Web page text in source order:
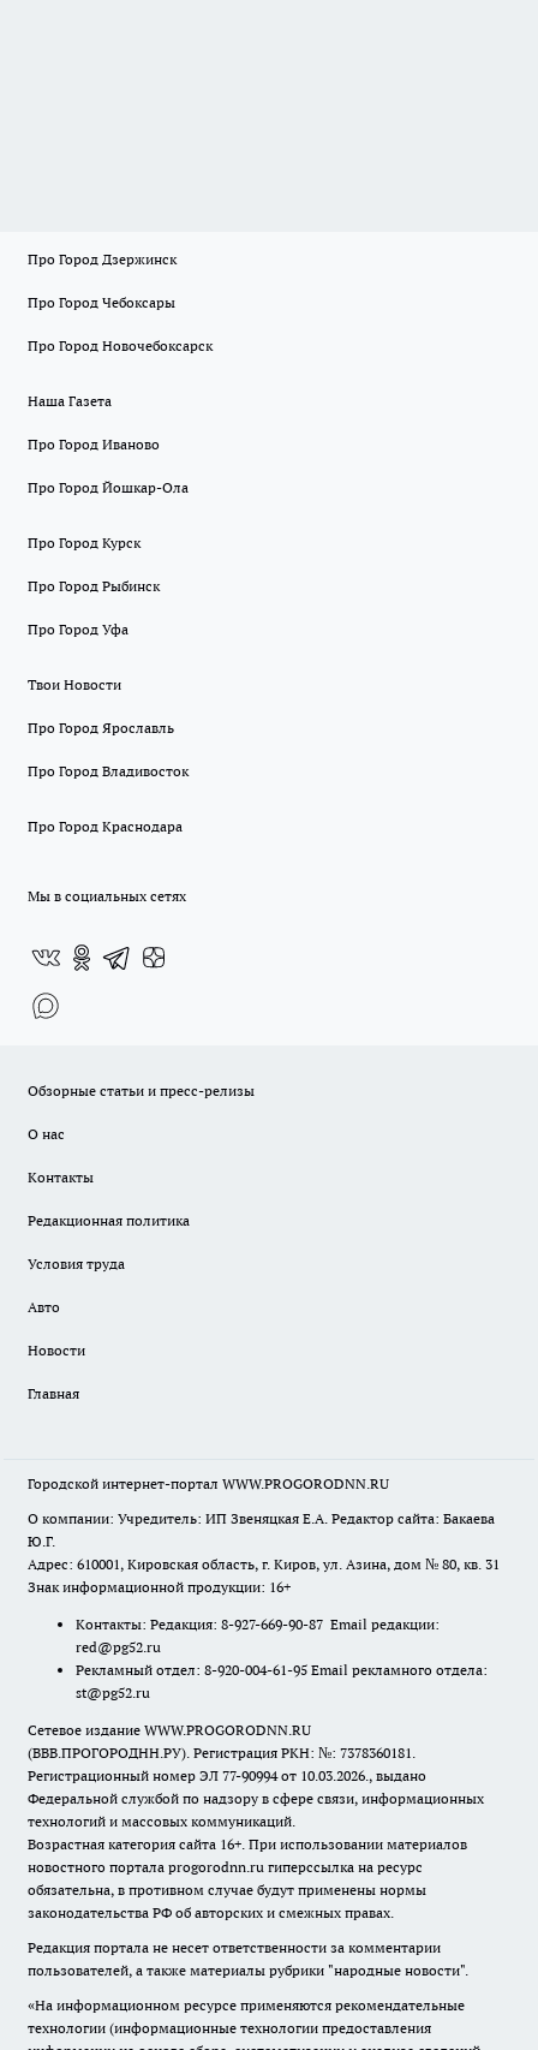
Про Город Дзержинск
Про Город Чебоксары
Про Город Новочебоксарск
Наша Газета
Про Город Иваново
Про Город Йошкар-Ола
Про Город Курск
Про Город Рыбинск
Про Город Уфа
Твои Новости
Про Город Ярославль
Про Город Владивосток
Про Город Краснодара
Мы в социальных сетях
Обзорные статьи и пресс-релизы
О нас
Контакты
Редакционная политика
Условия труда
Авто
Новости
Главная
Городской интернет-портал WWW.PROGORODNN.RU
О компании: Учредитель: ИП Звеняцкая Е.А. Редактор сайта: Бакаева
Ю.Г.
Адрес: 610001, Кировская область, г. Киров, ул. Азина, дом № 80, кв. 31
Знак информационной продукции: 16+
Контакты: Редакция: 8-927-669-90-87 Email редакции:
red@pg52.ru
Рекламный отдел: 8-920-004-61-95 Email рекламного отдела:
st@pg52.ru
Сетевое издание WWW.PROGORODNN.RU
(ВВВ.ПРОГОРОДНН.РУ). Регистрация РКН: №: 7378360181.
Регистрационный номер ЭЛ 77-90994 от 10.03.2026., выдано
Федеральной службой по надзору в сфере связи, информационных
технологий и массовых коммуникаций.
Возрастная категория сайта 16+. При использовании материалов
новостного портала progorodnn.ru гиперссылка на ресурс
обязательна, в противном случае будут применены нормы
законодательства РФ об авторских и смежных правах.
Редакция портала не несет ответственности за комментарии
пользователей, а также материалы рубрики "народные новости".
«На информационном ресурсе применяются рекомендательные
технологии (информационные технологии предоставления